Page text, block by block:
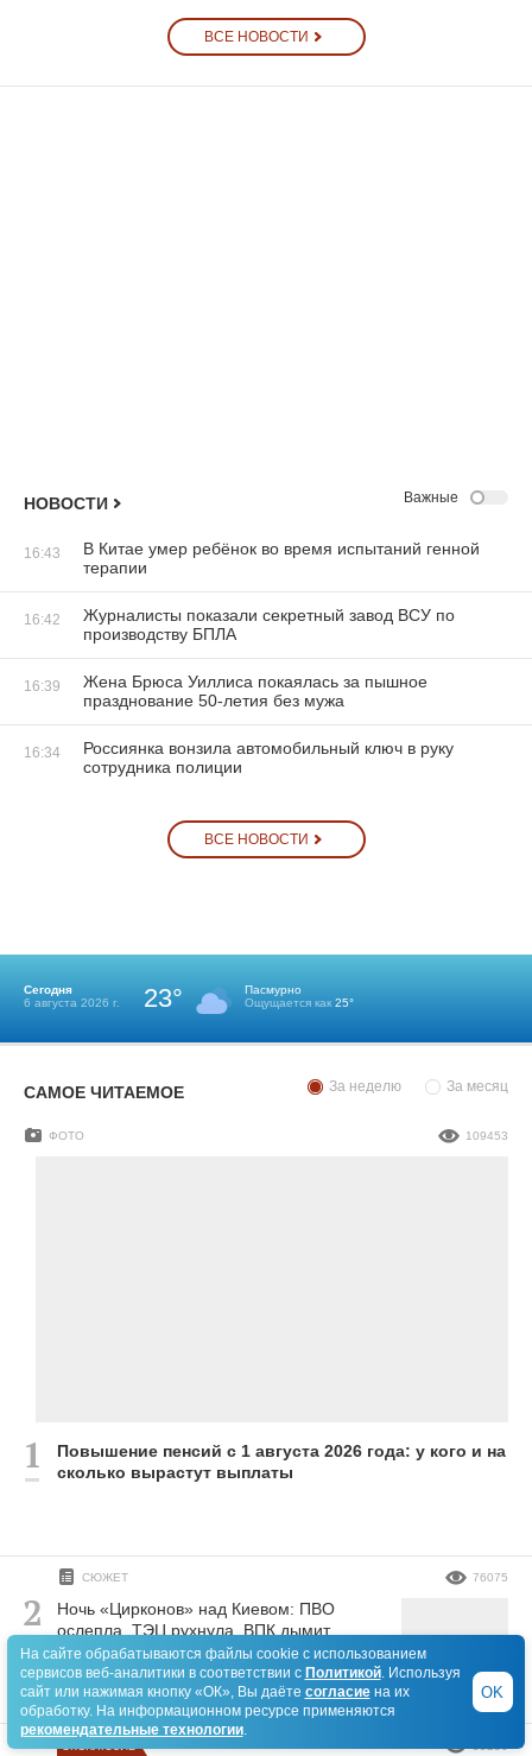
ВСЕ НОВОСТИ
НОВОСТИ Важные
16:43
В Китае умер ребёнок во время испытаний генной
терапии
16:42
Журналисты показали секретный завод ВСУ по
производству БПЛА
16:39
Жена Брюса Уиллиса покаялась за пышное
празднование 50-летия без мужа
16:34
Россиянка вонзила автомобильный ключ в руку
сотрудника полиции
ВСЕ НОВОСТИ
Сегодня
6 августа 2026 г.
23°
Пасмурно
Ощущается как 25°
САМОЕ ЧИТАЕМОЕ За неделю За месяц
Повышение пенсий с 1 августа 2026 года: у кого и на
сколько вырастут выплаты
ФОТО 109453
Ночь «Цирконов» над Киевом: ПВО
ослепла, ТЭЦ рухнула, ВПК дымит
СЮЖЕТ 76075
На сайте обрабатываются файлы cookie с использованием
сервисов веб-аналитики в соответствии с Политикой. Используя
сайт или нажимая кнопку «ОК», Вы даёте согласиена их
обработку. На информационном ресурсе применяются
рекомендательные технологии.
OK